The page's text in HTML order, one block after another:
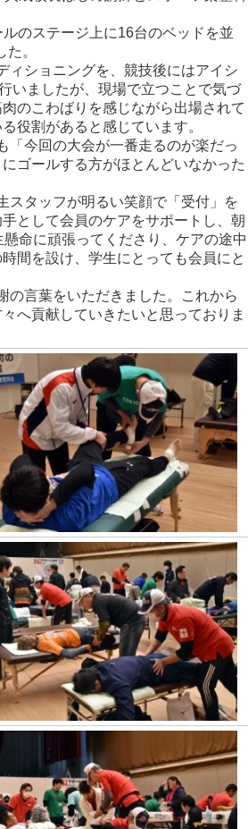
のステージ上に16台のベッドを並
。
ィショニングを、競技後にはアイシ
いましたが、現場で立つことで気づ
のこわばりを感じながら出場されて
役割があると感じています。
「今回の大会が一番走るのが楽だっ
ゴールする方がほとんどいなかった
スタッフが明るい笑顔で「受付」を
として会員のケアをサポートし、朝
命に頑張ってくださり、ケアの途中
間を設け、学生にとっても会員にと
の言葉をいただきました。これから
へ貢献していきたいと思っておりま